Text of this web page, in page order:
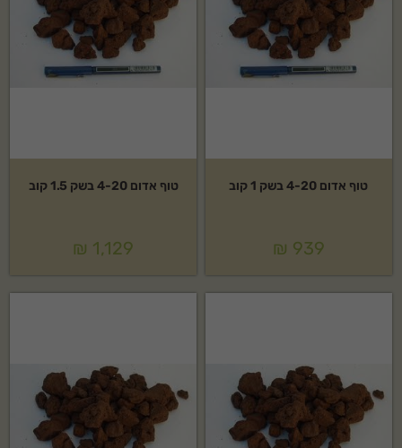
טוף אדום 4-20 בשק 1 קוב
₪ 939
טוף אדום 4-20 בשק 1.5 קוב
₪ 1,129